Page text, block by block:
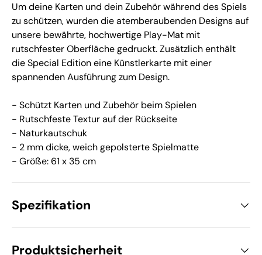
Um deine Karten und dein Zubehör während des Spiels
zu schützen, wurden die atemberaubenden Designs auf
unsere bewährte, hochwertige Play-Mat mit
rutschfester Oberfläche gedruckt. Zusätzlich enthält
die Special Edition eine Künstlerkarte mit einer
spannenden Ausführung zum Design.
- Schützt Karten und Zubehör beim Spielen
- Rutschfeste Textur auf der Rückseite
- Naturkautschuk
- 2 mm dicke, weich gepolsterte Spielmatte
- Größe: 61 x 35 cm
Spezifikation
Produktsicherheit